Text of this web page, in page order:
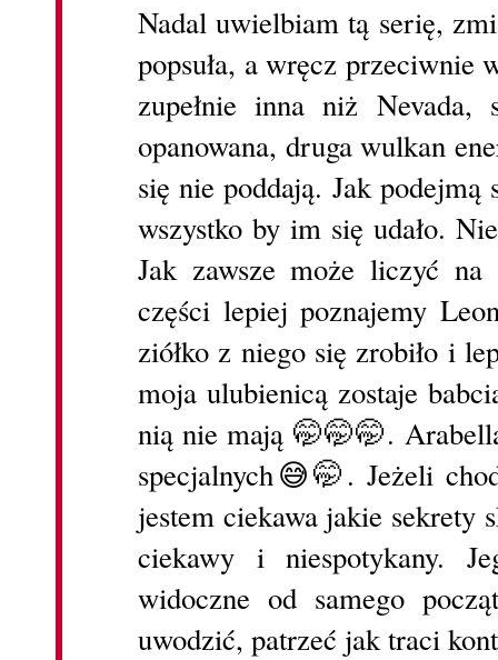
Nadal uwielbiam tą serię,
popsuła, a wręcz przeciwnie
zupełnie inna niż
opanowana, druga wulkan
się nie poddają. Jak
wszystko by im się udało.
Jak zawsze może liczyć
części lepiej poznajemy
ziółko z niego się zrobiło i
moja ulubienicą zostaje
nią nie mają 🤭🤭🤭.
specjalnych😅🤭. Jeżeli
jestem ciekawa jakie sekrety
ciekawy i niespotykany.
widoczne od samego
uwodzić, patrzeć jak traci